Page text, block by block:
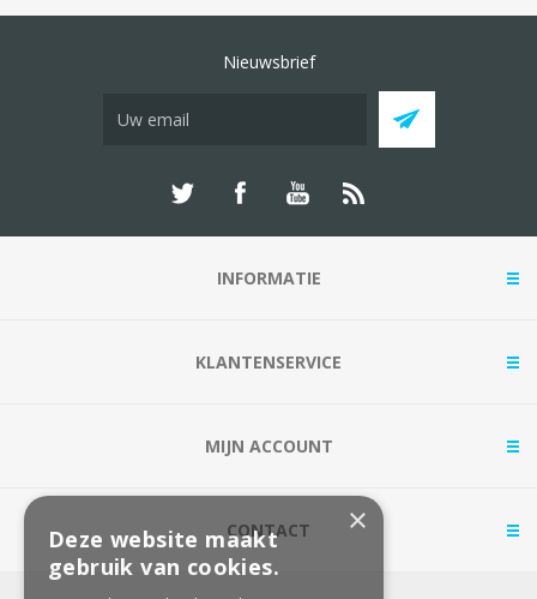
Nieuwsbrief
INFORMATIE
KLANTENSERVICE
MIJN ACCOUNT
CONTACT ×
Deze website maakt
gebruik van cookies.